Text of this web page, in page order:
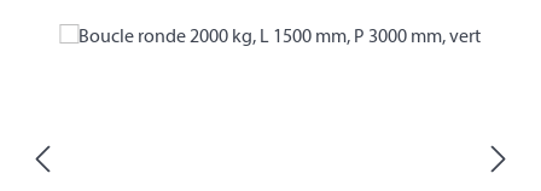
Skip image gallery